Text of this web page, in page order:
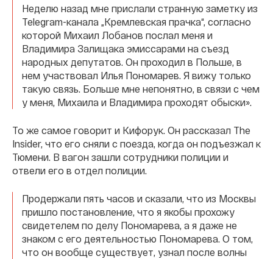
Неделю назад мне прислали странную заметку из
Telegram-канала „Кремлевская прачка“, согласно
которой Михаил Лобанов послал меня и
Владимира Залищака эмиссарами на съезд
народных депутатов. Он проходил в Польше, в
нем участвовал Илья Пономарев. Я вижу только
такую связь. Больше мне непонятно, в связи с чем
у меня, Михаила и Владимира проходят обыски».
То же самое говорит и Кифорук. Он рассказал The
Insider, что его сняли с поезда, когда он подъезжал к
Тюмени. В вагон зашли сотрудники полиции и
отвели его в отдел полиции.
Продержали пять часов и сказали, что из Москвы
пришло постановление, что я якобы прохожу
свидетелем по делу Пономарева, а я даже не
знаком с его деятельностью Пономарева. О том,
что он вообще существует, узнал после волны